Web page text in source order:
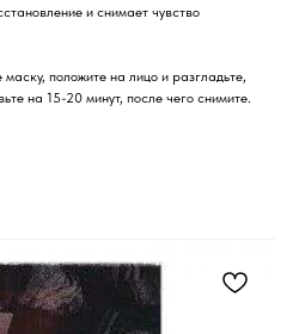
и снимает чувство
маску, положите на лицо и разгладьте,
на 15-20 минут, после чего снимите.